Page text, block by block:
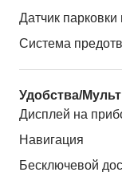
Датчик
Система
Удобства/
Дисплей на
Навигация
Бесключевой